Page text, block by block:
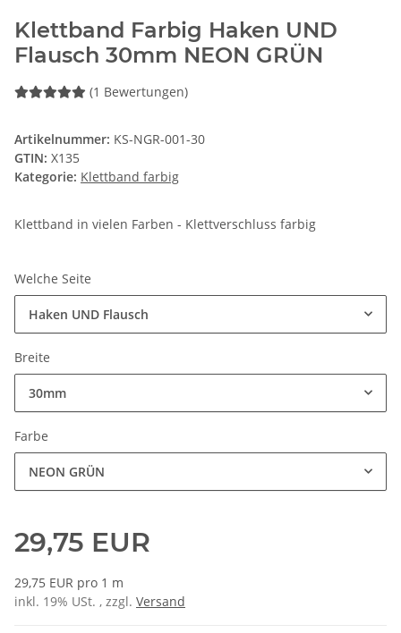
Klettband Farbig Haken UND
Flausch 30mm NEON GRÜN
(1 Bewertungen)
Artikelnummer: KS-NGR-001-30
GTIN: X135
Kategorie: Klettband farbig
Klettband in vielen Farben - Klettverschluss farbig
Welche Seite
Haken UND Flausch
Breite
30mm
Farbe
NEON GRÜN
29,75 EUR
29,75 EUR pro 1 m
inkl. 19% USt. , zzgl. Versand